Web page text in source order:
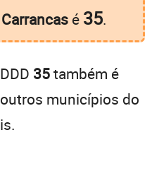
Carrancas é 35.
35também é
municípios do